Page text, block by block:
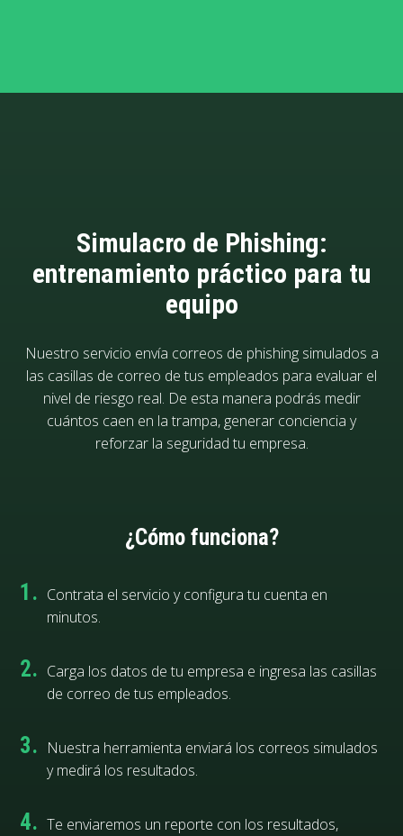
Simulacro de Phishing:
entrenamiento práctico para tu
equipo
Nuestro servicio envía correos de phishing simulados a
las casillas de correo de tus empleados para evaluar el
nivel de riesgo real. De esta manera podrás medir
cuántos caen en la trampa, generar conciencia y
reforzar la seguridad tu empresa.
¿Cómo funciona?
1. Contrata el servicio y configura tu cuenta en
minutos.
2. Carga los datos de tu empresa e ingresa las casillas
de correo de tus empleados.
3. Nuestra herramienta enviará los correos simulados
y medirá los resultados.
4. Te enviaremos un reporte con los resultados,